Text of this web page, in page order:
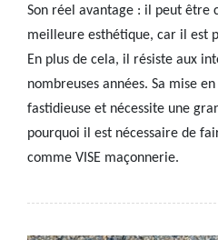
Son réel avantage : il peut être
meilleure esthétique, car il est
En plus de cela, il résiste aux
nombreuses années. Sa mise
fastidieuse et nécessite une
pourquoi il est nécessaire de
comme VISE maçonnerie.